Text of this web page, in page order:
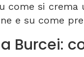
come si
e su come
Burcei: